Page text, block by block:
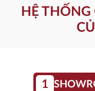
HỆ
1